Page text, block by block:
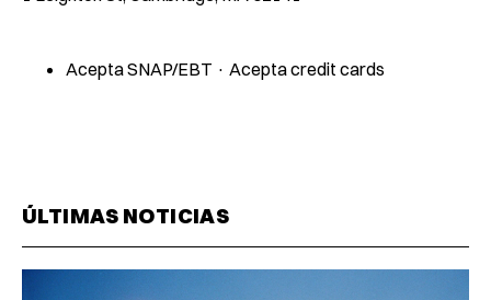
Acepta SNAP/EBT · Acepta credit cards
ÚLTIMAS NOTICIAS